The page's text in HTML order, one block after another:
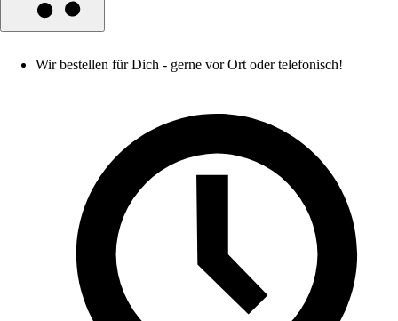
Wir bestellen für Dich - gerne vor Ort oder telefonisch!